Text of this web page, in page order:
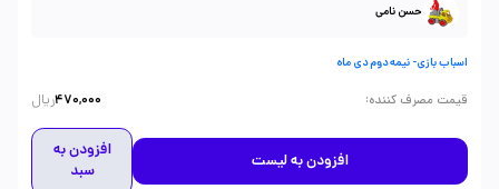
حسن نامی
اسباب بازی- نیمه دوم دی ماه
قیمت مصرف کننده:
470,000ریال
افزودن به لیست
افزودن به
سبد